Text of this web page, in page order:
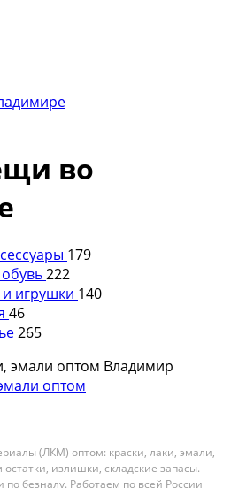
во
179
222
игрушки 140
46
265
оптом
(ЛКМ) оптом: краски, лаки, эмали,
излишки, складские запасы.
безналу. Работаем по всей России